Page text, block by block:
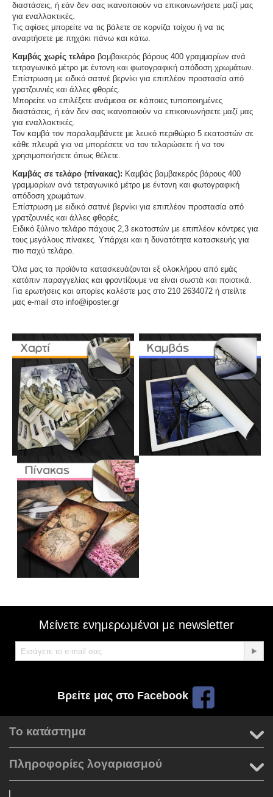
διαστάσεις, ή εάν δεν σας ικανοποιούν να επικοινωνήσετε μαζί μας
για εναλλακτικές.
Τις αφίσες μπορείτε να τις βάλετε σε κορνίζα τοίχου ή να τις
αναρτήσετε με πηχάκι πάνω και κάτω.
Καμβάς χωρίς τελάρο βαμβακερός βάρους 400 γραμμαρίων ανά
τετραγωνικό μέτρο με έντονη και φωτογραφική απόδοση χρωμάτων.
Επίστρωση με ειδικό σατινέ βερνίκι για επιπλέον προστασία από
γρατζουνιές και άλλες φθορές.
Μπορείτε να επιλέξετε ανάμεσα σε κάποιες τυποποιημένες
διαστάσεις, ή εάν δεν σας ικανοποιούν να επικοινωνήσετε μαζί μας
για εναλλακτικές.
Τον καμβά τον παραλαμβάνετε με λευκό περιθώριο 5 εκατοστών σε
κάθε πλευρά για να μπορέσετε να τον τελαρώσετε ή να τον
χρησιμοποιήσετε όπως θέλετε.
Καμβάς σε τελάρο (πίνακας): Καμβάς βαμβακερός βάρους 400
γραμμαρίων ανά τετραγωνικό μέτρο με έντονη και φωτογραφική
απόδοση χρωμάτων.
Επίστρωση με ειδικό σατινέ βερνίκι για επιπλέον προστασία από
γρατζουνιές και άλλες φθορές.
Ειδικό ξύλινο τελάρο πάχους 2,3 εκατοστών με επιπλέον κόντρες για
τους μεγάλους πίνακες. Υπάρχει και η δυνατότητα κατασκευής για
πιο παχύ τελάρο.
Όλα μας τα προϊόντα κατασκευάζονται εξ ολοκλήρου από εμάς
κατόπιν παραγγελίας και φροντίζουμε να είναι σωστά και ποιοτικά.
Για ερωτήσεις και απορίες καλέστε μας στο 210 2634072 ή στείλτε
μας e-mail στο info@iposter.gr
Μείνετε ενημερωμένοι με newsletter
Βρείτε μας στο Facebook
Το κατάστημα
Πληροφορίες λογαριασμού